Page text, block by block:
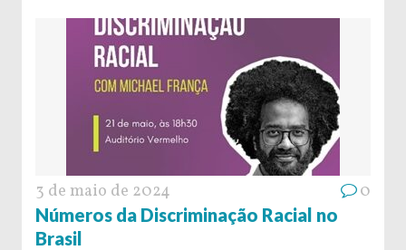
3 de maio de 2024 0
Números da Discriminação Racial no
Brasil